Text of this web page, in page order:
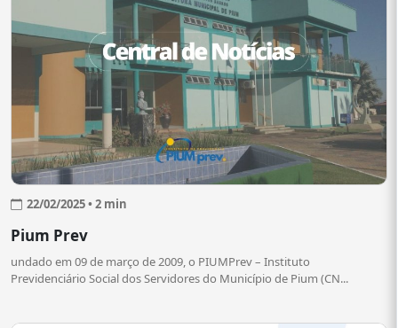
22/02/2025 • 2 min
Pium Prev
undado em 09 de março de 2009, o PIUMPrev – Instituto
Previdenciário Social dos Servidores do Município de Pium (CN...